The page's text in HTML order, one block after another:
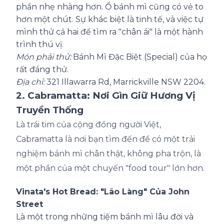
phần nhẹ nhàng hơn. Ổ bánh mì cũng có vẻ to
hơn một chút. Sự khác biệt là tinh tế, và việc tự
mình thử cả hai để tìm ra "chân ái" là một hành
trình thú vị.
Món phải thử:Bánh Mì Đặc Biệt (Special) của họ
rất đáng thử.
Địa chỉ:321 Illawarra Rd, Marrickville NSW 2204.
2. Cabramatta: Nơi Gìn Giữ Hương Vị
Truyền Thống
Là trái tim của cộng đồng người Việt,
Cabramatta là nơi bạn tìm đến để có một trải
nghiệm bánh mì chân thật, không pha trộn, là
một phần của một chuyến "food tour" lớn hơn.
Vinata's Hot Bread: "Lão Làng" Của John
Street
Là một trong những tiệm bánh mì lâu đời và